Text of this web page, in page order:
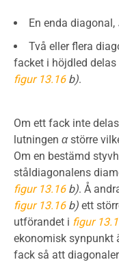
En enda diagonal,
Två eller flera
facket i höjdled
figur 13.16b).
Om ett fack inte
lutningen αstörre
Om en bestämd
ståldiagonalens
figur 13.16b). Å
figur 13.16b) ett
utförandet i figur
ekonomisk synpunkt
fack så att